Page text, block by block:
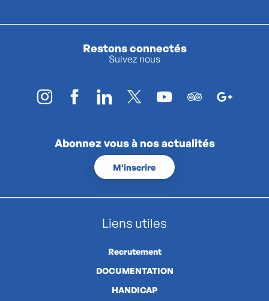
Restons connectés
Suivez nous
Abonnez vous à nos actualités
M'inscrire
Liens utiles
Recrutement
DOCUMENTATION
HANDICAP